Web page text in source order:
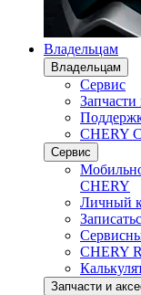
Владельцам
Владельцам
Сервис
Запчасти
CHERY
Сервис
CHERY
Личный
CHERY
Запчасти и